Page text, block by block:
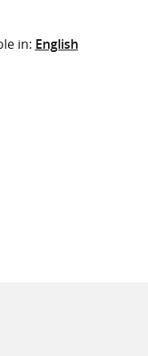
l’emplacement
in: English